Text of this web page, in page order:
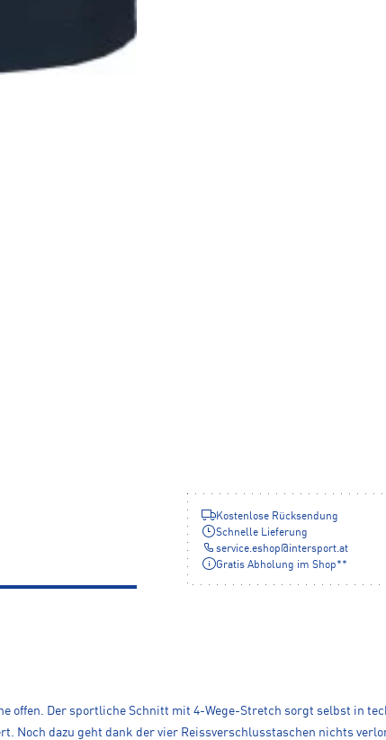
Kostenlose Rücksendung
Schnelle Lieferung
service.eshop@intersport.at
Gratis Abholung im Shop**
offen. Der sportliche Schnitt mit 4-Wege-Stretch sorgt selbst in
dazu geht dank der vier Reissverschlusstaschen nichts